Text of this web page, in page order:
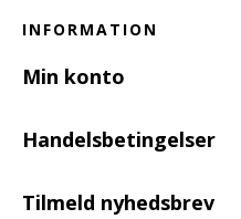
INFORMATION
Min konto
Handelsbetingelser
Tilmeld nyhedsbrev